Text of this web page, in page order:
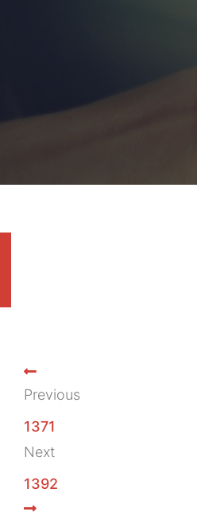
Previous
1371
Next
1392